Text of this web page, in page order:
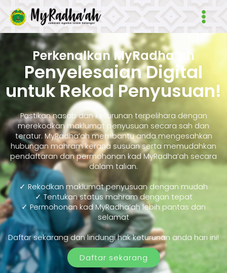
Main
Perkenalkan MyRadha’ah
Penyelesaian Digital
untuk Rekod Penyusuan!
Pastikan nasab dan keturunan terpelihara dengan
merekodkan maklumat penyusuan secara sah dan
teratur. MyRadha’ah membantu anda mengesahkan
hubungan mahram kerana susuan serta memudahkan
pendaftaran dan permohonan kad MyRadha’ah secara
dalam talian.
✓ Rekodkan maklumat penyusuan dengan mudah
✓ Tentukan status mahram dengan tepat
✓ Permohonan kad MyRadha’ah lebih pantas dan
selamat
Daftar sekarang dan lindungi hak keturunan anda hari ini!
Daftar sekarang